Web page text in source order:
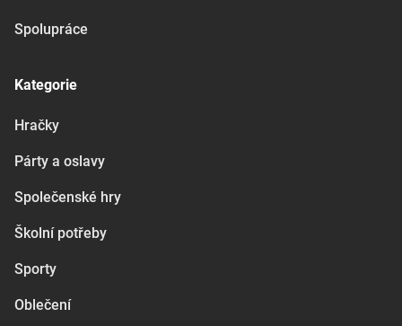
Spolupráce
Kategorie
Hračky
Párty a oslavy
Společenské hry
Školní potřeby
Sporty
Oblečení